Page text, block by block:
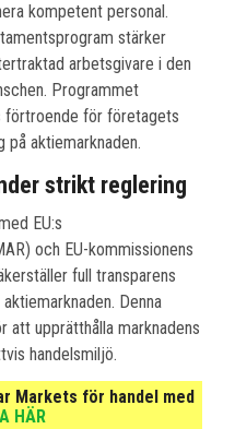
kompetent personal.
stärker
arbetsgivare i den
Programmet
förtroende för företagets
aktiemarknaden.
strikt reglering
EU:s
och EU-kommissionens
full transparens
Denna
att upprätthålla marknadens
handelsmiljö.
Markets för handel med
HÄR